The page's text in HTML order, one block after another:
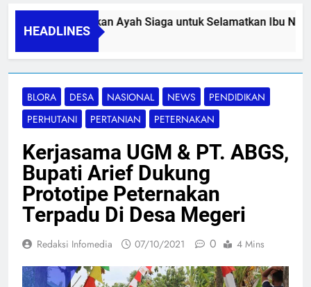
HEADLINES
SIDINI, Gerakan Ayah Siaga untuk Selamatkan Ibu Nifas
08/2026
BLORA DESA NASIONAL NEWS
PENDIDIKAN
PERHUTANI
PERTANIAN PETERNAKAN
Kerjasama UGM & PT. ABGS,
Bupati Arief Dukung
Prototipe Peternakan
Terpadu Di Desa Megeri
Redaksi Infomedia 07/10/2021 0 4 Mins